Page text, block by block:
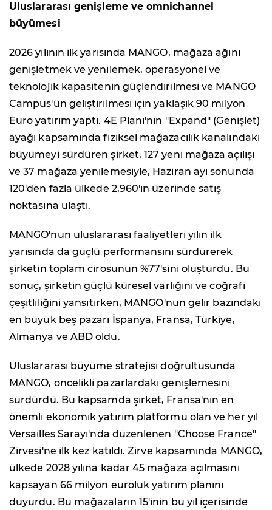
Uluslararası genişleme ve omnichannel
büyümesi
2026 yılının ilk yarısında MANGO, mağaza ağını
genişletmek ve yenilemek, operasyonel ve
teknolojik kapasitenin güçlendirilmesi ve MANGO
Campus'ün geliştirilmesi için yaklaşık 90 milyon
Euro yatırım yaptı. 4E Planı'nın "Expand" (Genişlet)
ayağı kapsamında fiziksel mağazacılık kanalındaki
büyümeyi sürdüren şirket, 127 yeni mağaza açılışı
ve 37 mağaza yenilemesiyle, Haziran ayı sonunda
120'den fazla ülkede 2,960'ın üzerinde satış
noktasına ulaştı.
MANGO'nun uluslararası faaliyetleri yılın ilk
yarısında da güçlü performansını sürdürerek
şirketin toplam cirosunun %77'sini oluşturdu. Bu
sonuç, şirketin güçlü küresel varlığını ve coğrafi
çeşitliliğini yansıtırken, MANGO'nun gelir bazındaki
en büyük beş pazarı İspanya, Fransa, Türkiye,
Almanya ve ABD oldu.
Uluslararası büyüme stratejisi doğrultusunda
MANGO, öncelikli pazarlardaki genişlemesini
sürdürdü. Bu kapsamda şirket, Fransa'nın en
önemli ekonomik yatırım platformu olan ve her yıl
Versailles Sarayı'nda düzenlenen "Choose France"
Zirvesi'ne ilk kez katıldı. Zirve kapsamında MANGO,
ülkede 2028 yılına kadar 45 mağaza açılmasını
kapsayan 66 milyon euroluk yatırım planını
duyurdu. Bu mağazaların 15'inin bu yıl içerisinde